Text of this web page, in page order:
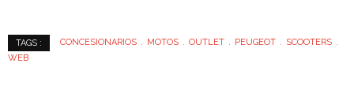
TAGS : CONCESIONARIOS MOTOS OUTLET PEUGEOT
SCOOTERS
WEB